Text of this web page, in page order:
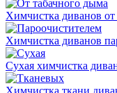
Химчистка диванов
Химчистка диванов
Сухая химчистка
Химчистка ткани